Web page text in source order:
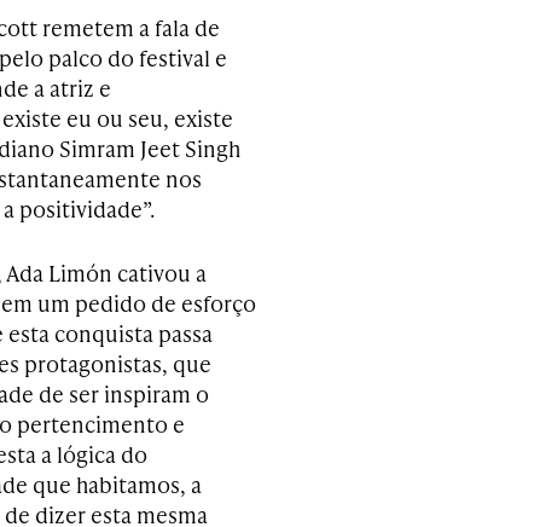
remetem a fala de
palco do festival e
a atriz e
eu ou seu, existe
Simram Jeet Singh
nos
positividade”.
Limón cativou a
um pedido de esforço
conquista passa
protagonistas, que
de ser inspiram o
pertencimento e
a lógica do
que habitamos, a
dizer esta mesma